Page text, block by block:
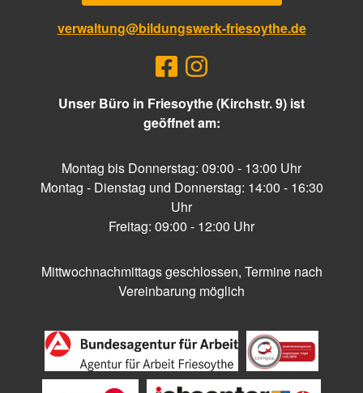
verwaltung@bildungswerk-friesoythe.de
Unser Büro in Friesoythe (Kirchstr. 9) ist
geöffnet am:
Montag bis Donnerstag: 09:00 - 13:00 Uhr
Montag - Dienstag und Donnerstag: 14:00 - 16:30
Uhr
Freitag: 09:00 - 12:00 Uhr
Mittwochnachmittags geschlossen, Termine nach
Vereinbarung möglich